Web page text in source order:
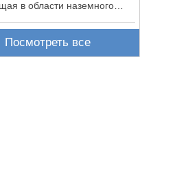
в области наземного
Посмотреть все